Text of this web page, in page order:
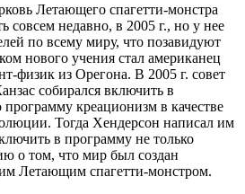
Летающего спагетти-монстра
совсем недавно, в 2005 г., но у нее
по всему миру, что позавидуют
нового учения стал американец
физик из Орегона. В 2005 г. совет
собирался включить в
креационизм в качестве
Тогда Хендерсон написал им
в программу не только
о том, что мир был создан
Летающим спагетти-монстром.